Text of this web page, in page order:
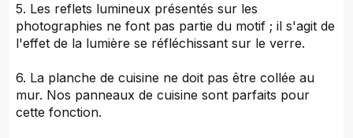
5. Les reflets lumineux présentés sur les
photographies ne font pas partie du motif ; il s'agit de
l'effet de la lumière se réfléchissant sur le verre.
6. La planche de cuisine ne doit pas être collée au
mur. Nos panneaux de cuisine sont parfaits pour
cette fonction.